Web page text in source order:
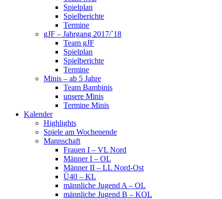
Spielplan
Spielberichte
Termine
gJF – Jahrgang 2017/`18
Team gJF
Spielplan
Spielberichte
Termine
Minis – ab 5 Jahre
Team Bambinis
unsere Minis
Termine Minis
Kalender
Highlights
Spiele am Wochenende
Mannschaft
Frauen I – VL Nord
Männer I – OL
Männer II – LL Nord-Ost
Ü40 – KL
männliche Jugend A – OL
männliche Jugend B – KOL